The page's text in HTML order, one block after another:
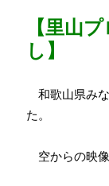
【里山
し】
和歌山県み
た。
空からの映像